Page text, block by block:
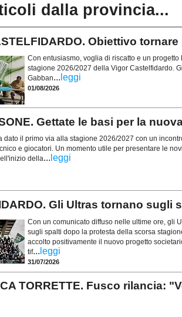
dalla provincia...
Obiettivo
Con entusiasmo, voglia di riscatto e un
stagione 2026/2027 della Vigor Castelfidardo.
Gabban... leggi
01/08/2026
Gettate le basi per la
dato il primo via alla stagione 2026/2027 con un
e giocatori. Un momento utile per presentare le
della... leggi
Gli Ultras tornano sugli
Con un comunicato diffuso nelle ultime ore, gli
sugli spalti dopo la protesta della scorsa
accolto positivamente il nuovo progetto
tif... leggi
31/07/2026
TORRETTE. Fusco rilancia: